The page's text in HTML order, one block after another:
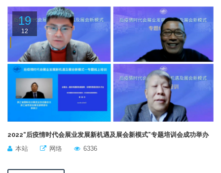
19
12
2022“后疫情时代会展业发展新机遇及展会新模式”专题培训会成功举办
本站
网络 6336